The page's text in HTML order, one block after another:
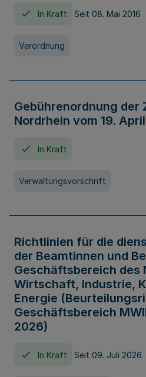
In Kraft Seit 08. Mai 2016
Verordnung
Gebührenordnung der
Nordrhein vom 19.
In Kraft
Verwaltungsvorschrift
Richtlinien für die
der Beamtinnen und
Geschäftsbereich des
Wirtschaft, Industrie,
Energie
Geschäftsbereich
2026)
In Kraft Seit 09. Juli 2026